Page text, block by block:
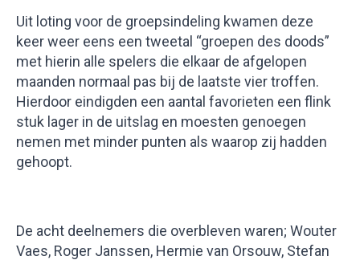
Uit loting voor de groepsindeling kwamen deze
keer weer eens een tweetal “groepen des doods”
met hierin alle spelers die elkaar de afgelopen
maanden normaal pas bij de laatste vier troffen.
Hierdoor eindigden een aantal favorieten een flink
stuk lager in de uitslag en moesten genoegen
nemen met minder punten als waarop zij hadden
gehoopt.
De acht deelnemers die overbleven waren; Wouter
Vaes, Roger Janssen, Hermie van Orsouw, Stefan